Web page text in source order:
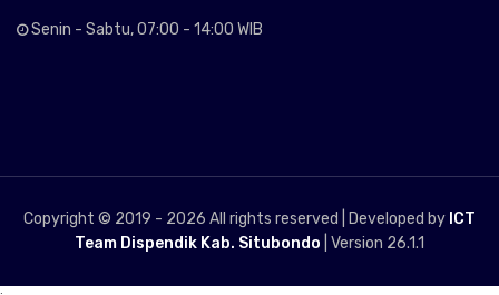
Senin - Sabtu, 07:00 - 14:00 WIB
Copyright © 2019 - 2026 All rights reserved | Developed by ICT
Team Dispendik Kab. Situbondo | Version 26.1.1